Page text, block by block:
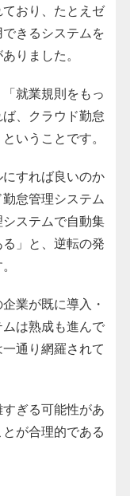
おり、たとえゼ
きるシステムを
りました。
「就業規則をもっ
、クラウド勤怠
いうことです。
すれば良いのか
怠管理システム
ステムで自動集
」と、逆転の発
業が既に導入・
は熟成も進んで
通り網羅されて
ぎる可能性があ
が合理的である